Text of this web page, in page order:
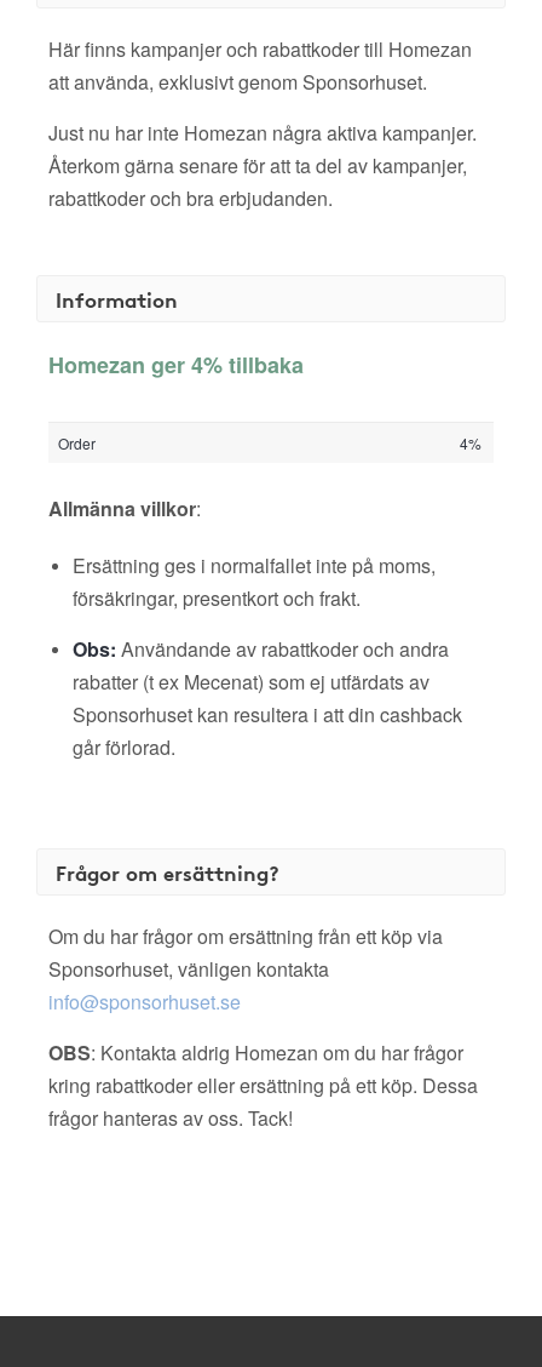
Här finns kampanjer och rabattkoder till Homezan
att använda, exklusivt genom Sponsorhuset.
Just nu har inte Homezan några aktiva kampanjer.
Återkom gärna senare för att ta del av kampanjer,
rabattkoder och bra erbjudanden.
Information
Homezan ger 4% tillbaka
Order 4%
Allmänna villkor:
Ersättning ges i normalfallet inte på moms,
försäkringar, presentkort och frakt.
Obs: Användande av rabattkoder och andra
rabatter (t ex Mecenat) som ej utfärdats av
Sponsorhuset kan resultera i att din cashback
går förlorad.
Frågor om ersättning?
Om du har frågor om ersättning från ett köp via
Sponsorhuset, vänligen kontakta
info@sponsorhuset.se
OBS: Kontakta aldrig Homezan om du har frågor
kring rabattkoder eller ersättning på ett köp. Dessa
frågor hanteras av oss. Tack!